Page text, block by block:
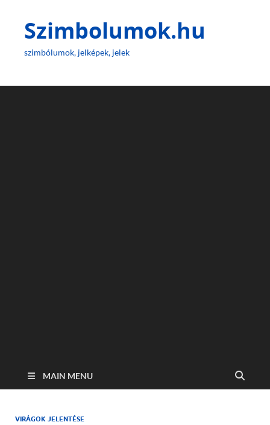
Szimbolumok.hu
szimbólumok, jelképek, jelek
MAIN MENU
VIRÁGOK JELENTÉSE